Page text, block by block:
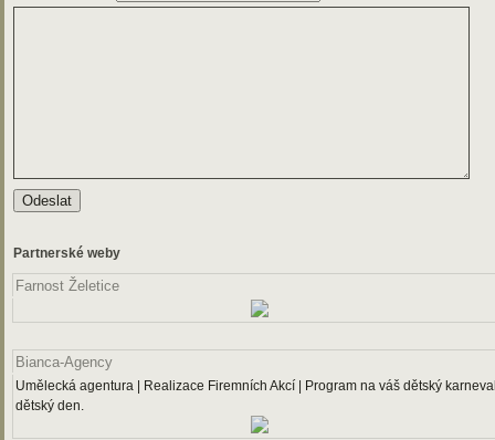
Partnerské weby
Farnost Želetice
Bianca-Agency
Umělecká agentura | Realizace Firemních Akcí | Program na váš dětský
dětský den.